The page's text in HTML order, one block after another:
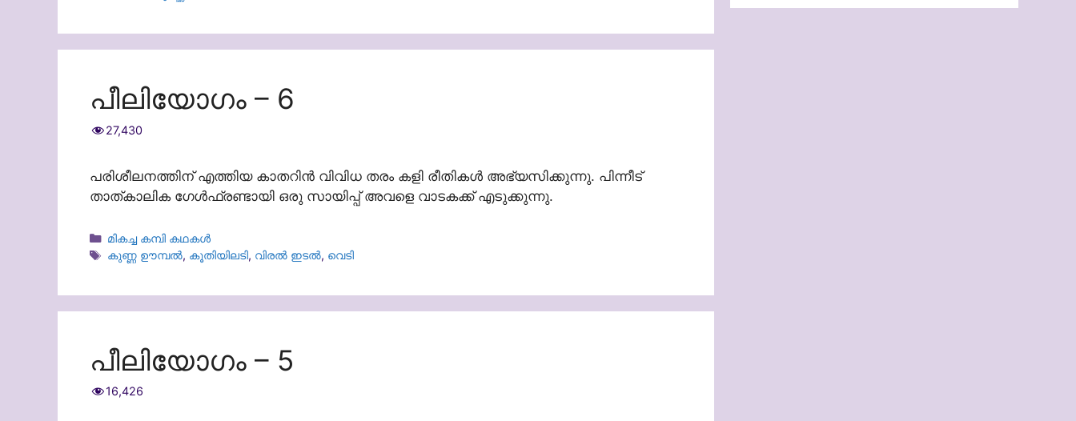
പീലിയോഗം – 6
27,430
പരിശീലനത്തിന് എത്തിയ കാതറിൻ വിവിധ തരം കളി രീതികൾ അഭ്യസിക്കുന്നു. പിന്നീട്
താത്കാലിക ഗേൾഫ്രണ്ടായി ഒരു സായിപ്പ് അവളെ വാടകക്ക് എടുക്കുന്നു.
Categories
മികച്ച കമ്പി കഥകൾ
Tags
കുണ്ണ ഊമ്പൽ, കൂതിയിലടി, വിരൽ ഇടൽ, വെടി
പീലിയോഗം – 5
16,426